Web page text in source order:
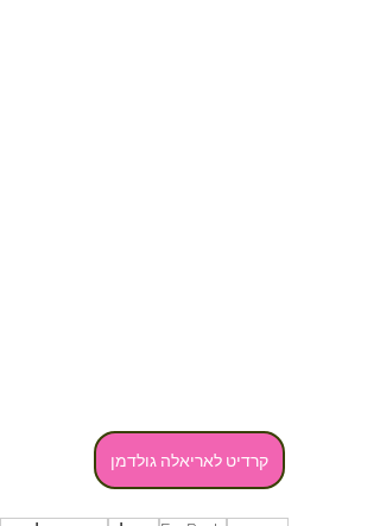
קרדיט לאריאלה גולדמן